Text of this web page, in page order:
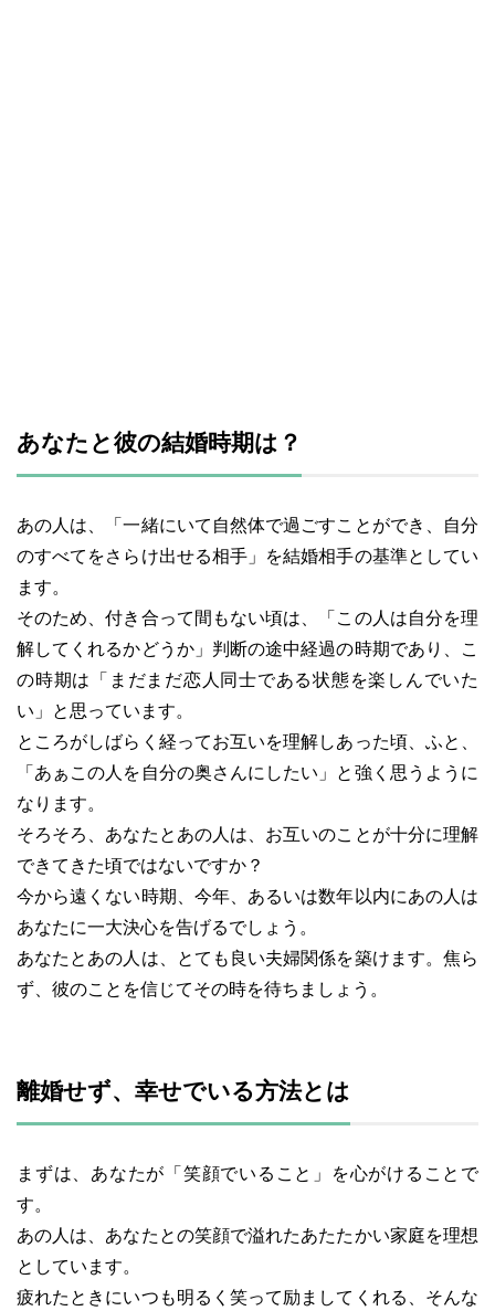
あなたと彼の結婚時期は？
あの人は、「一緒にいて自然体で過ごすことができ、自分
のすべてをさらけ出せる相手」を結婚相手の基準としてい
ます。
そのため、付き合って間もない頃は、「この人は自分を理
解してくれるかどうか」判断の途中経過の時期であり、こ
の時期は「まだまだ恋人同士である状態を楽しんでいた
い」と思っています。
ところがしばらく経ってお互いを理解しあった頃、ふと、
「あぁこの人を自分の奥さんにしたい」と強く思うように
なります。
そろそろ、あなたとあの人は、お互いのことが十分に理解
できてきた頃ではないですか？
今から遠くない時期、今年、あるいは数年以内にあの人は
あなたに一大決心を告げるでしょう。
あなたとあの人は、とても良い夫婦関係を築けます。焦ら
ず、彼のことを信じてその時を待ちましょう。
離婚せず、幸せでいる方法とは
まずは、あなたが「笑顔でいること」を心がけることで
す。
あの人は、あなたとの笑顔で溢れたあたたかい家庭を理想
としています。
疲れたときにいつも明るく笑って励ましてくれる、そんな